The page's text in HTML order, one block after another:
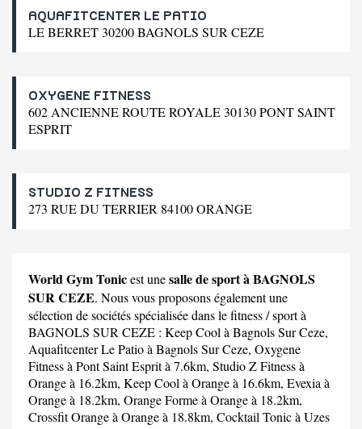
AQUAFITCENTER LE PATIO
LE BERRET 30200 BAGNOLS SUR CEZE
OXYGENE FITNESS
602 ANCIENNE ROUTE ROYALE 30130 PONT SAINT
ESPRIT
STUDIO Z FITNESS
273 RUE DU TERRIER 84100 ORANGE
World Gym Tonicest unesalle de sport à BAGNOLS
SUR CEZE. Nous vous proposons également une
sélection de sociétés spécialisée dans le fitness / sport à
BAGNOLS SUR CEZE : Keep Cool à Bagnols Sur Ceze,
Aquafitcenter Le Patioà Bagnols Sur Ceze, Oxygene
Fitnessà Pont Saint Esprit à 7.6km, Studio Z Fitnessà
Orange à 16.2km, Keep Cool à Orange à 16.6km, Evexia à
Orange à 18.2km, Orange Formeà Orange à 18.2km,
Crossfit Orangeà Orange à 18.8km, Cocktail Tonicà Uzes